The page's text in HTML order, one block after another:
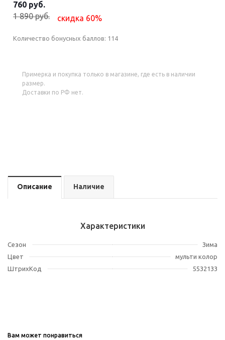
760 руб.
1 890 руб.
скидка 60%
Количество бонусных баллов: 114
Примерка и покупка только в магазине, где есть в наличии
размер.
Доставки по РФ нет.
Описание Наличие
Характеристики
Сезон
Зима
Цвет
мульти колор
ШтрихКод
5532133
Вам может понравиться